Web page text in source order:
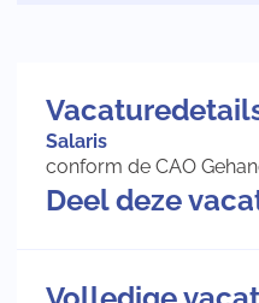
Salaris
conform de CAO
Deel deze